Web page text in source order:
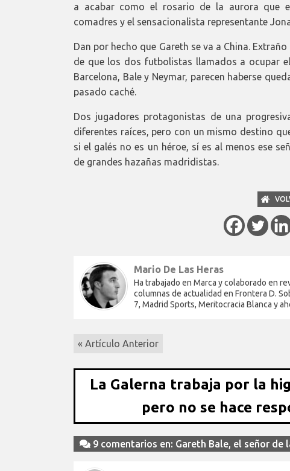
a acabar como el rosario de la aurora que
comadres y el sensacionalista representante
Dan por hecho que Gareth se va a China.
de que los dos futbolistas llamados a ocupar
Barcelona, Bale y Neymar, parecen haberse
pasado caché.
Dos jugadores protagonistas de una
diferentes raíces, pero con un mismo destino
si el galés no es un héroe, sí es al menos ese
de grandes hazañas madridistas.
Mario De Las Heras
Ha trabajado en Marca y colaborado en
columnas de actualidad en Frontera D.
7, Madrid Sports, Meritocracia Blanca y
« Artículo Anterior
La Galerna trabaja por la
pero no se hace
9 comentarios en: Gareth Bale, el señor de